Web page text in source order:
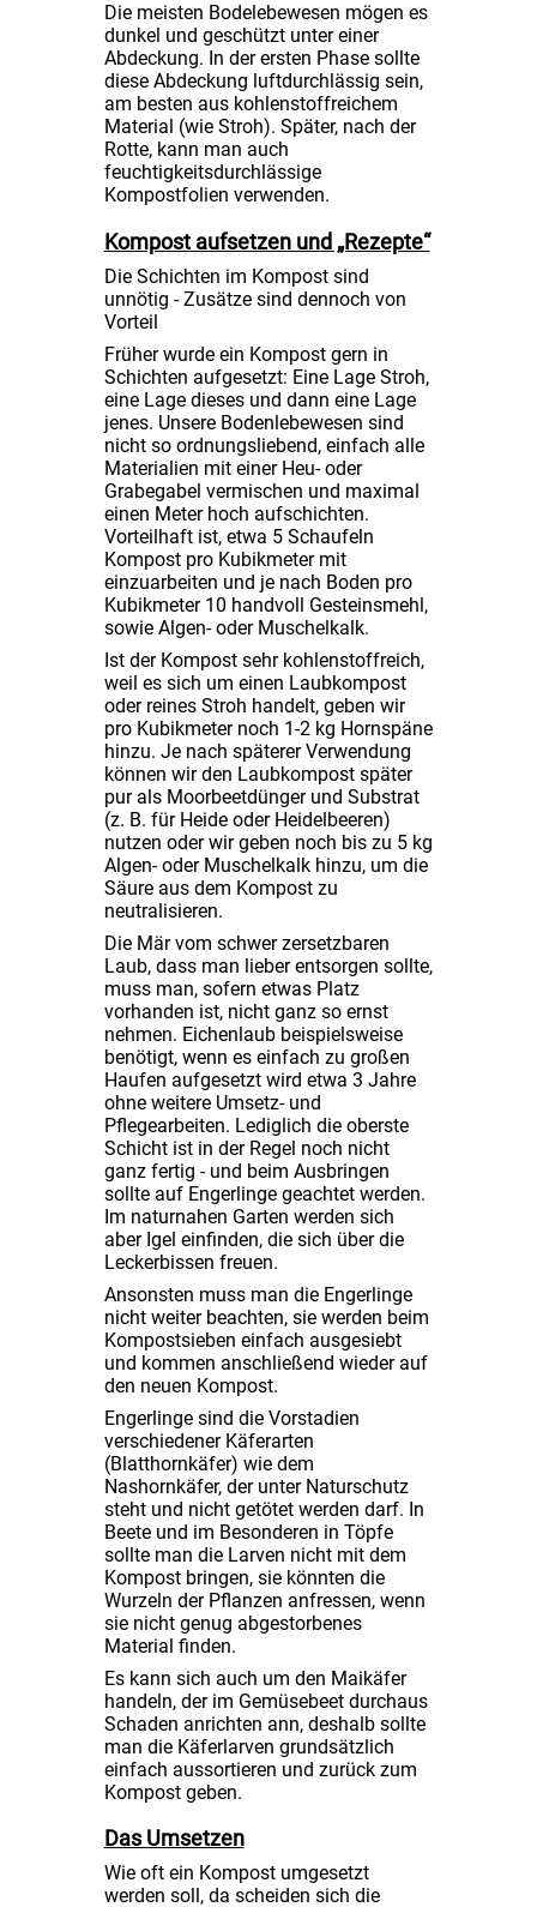
Die meisten Bodelebewesen mögen es
dunkel und geschützt unter einer
Abdeckung. In der ersten Phase sollte
diese Abdeckung luftdurchlässig sein,
am besten aus kohlenstoffreichem
Material (wie Stroh). Später, nach der
Rotte, kann man auch
feuchtigkeitsdurchlässige
Kompostfolien verwenden.
Kompost aufsetzen und „Rezepte“
Die Schichten im Kompost sind
unnötig - Zusätze sind dennoch von
Vorteil
Früher wurde ein Kompost gern in
Schichten aufgesetzt: Eine Lage Stroh,
eine Lage dieses und dann eine Lage
jenes. Unsere Bodenlebewesen sind
nicht so ordnungsliebend, einfach alle
Materialien mit einer Heu- oder
Grabegabel vermischen und maximal
einen Meter hoch aufschichten.
Vorteilhaft ist, etwa 5 Schaufeln
Kompost pro Kubikmeter mit
einzuarbeiten und je nach Boden pro
Kubikmeter 10 handvoll Gesteinsmehl,
sowie Algen- oder Muschelkalk.
Ist der Kompost sehr kohlenstoffreich,
weil es sich um einen Laubkompost
oder reines Stroh handelt, geben wir
pro Kubikmeter noch 1-2 kg Hornspäne
hinzu. Je nach späterer Verwendung
können wir den Laubkompost später
pur als Moorbeetdünger und Substrat
(z. B. für Heide oder Heidelbeeren)
nutzen oder wir geben noch bis zu 5 kg
Algen- oder Muschelkalk hinzu, um die
Säure aus dem Kompost zu
neutralisieren.
Die Mär vom schwer zersetzbaren
Laub, dass man lieber entsorgen sollte,
muss man, sofern etwas Platz
vorhanden ist, nicht ganz so ernst
nehmen. Eichenlaub beispielsweise
benötigt, wenn es einfach zu großen
Haufen aufgesetzt wird etwa 3 Jahre
ohne weitere Umsetz- und
Pflegearbeiten. Lediglich die oberste
Schicht ist in der Regel noch nicht
ganz fertig - und beim Ausbringen
sollte auf Engerlinge geachtet werden.
Im naturnahen Garten werden sich
aber Igel einfinden, die sich über die
Leckerbissen freuen.
Ansonsten muss man die Engerlinge
nicht weiter beachten, sie werden beim
Kompostsieben einfach ausgesiebt
und kommen anschließend wieder auf
den neuen Kompost.
Engerlinge sind die Vorstadien
verschiedener Käferarten
(Blatthornkäfer) wie dem
Nashornkäfer, der unter Naturschutz
steht und nicht getötet werden darf. In
Beete und im Besonderen in Töpfe
sollte man die Larven nicht mit dem
Kompost bringen, sie könnten die
Wurzeln der Pflanzen anfressen, wenn
sie nicht genug abgestorbenes
Material finden.
Es kann sich auch um den Maikäfer
handeln, der im Gemüsebeet durchaus
Schaden anrichten ann, deshalb sollte
man die Käferlarven grundsätzlich
einfach aussortieren und zurück zum
Kompost geben.
Das Umsetzen
Wie oft ein Kompost umgesetzt
werden soll, da scheiden sich die